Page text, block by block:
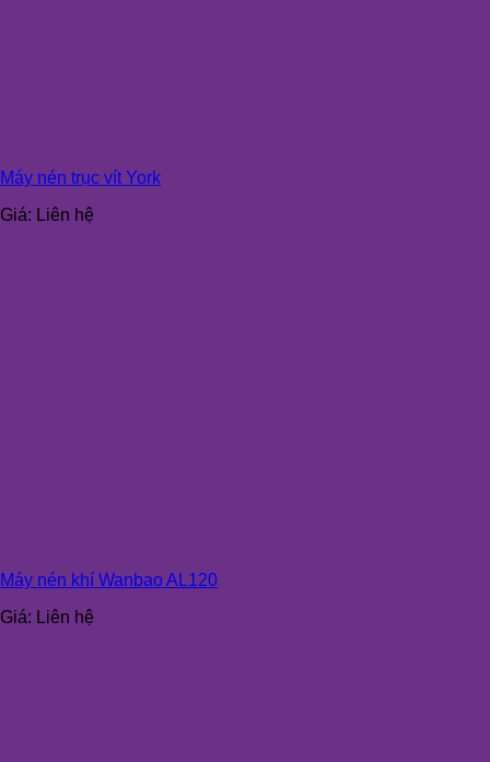
Máy nén trục vít York
Giá: Liên hệ
Máy nén khí Wanbao AL120
Giá: Liên hệ